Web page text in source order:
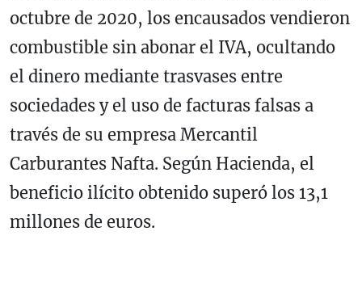
octubre de 2020, los encausados vendieron
combustible sin abonar el IVA, ocultando
el dinero mediante trasvases entre
sociedades y el uso de facturas falsas a
través de su empresa Mercantil
Carburantes Nafta. Según Hacienda, el
beneficio ilícito obtenido superó los 13,1
millones de euros.